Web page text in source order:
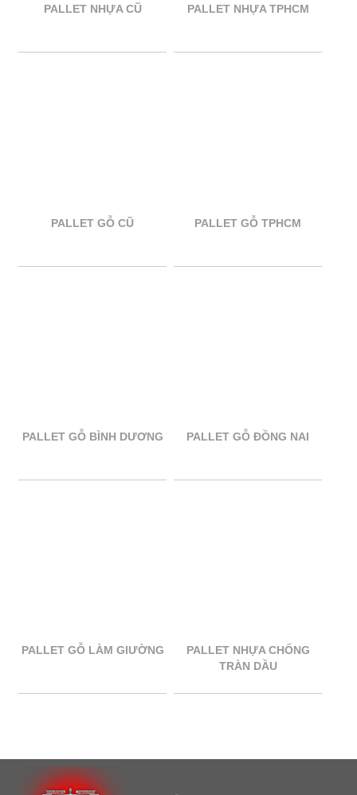
PALLET NHỰA CŨ PALLET NHỰA TPHCM
PALLET GỖ CŨ PALLET GỖ TPHCM
PALLET GỖ BÌNH DƯƠNG PALLET GỖ ĐỒNG NAI
PALLET GỖ LÀM GIƯỜNG
PALLET NHỰA CHỐNG
TRÀN DẦU